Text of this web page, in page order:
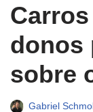
donos
sobre
Gabriel